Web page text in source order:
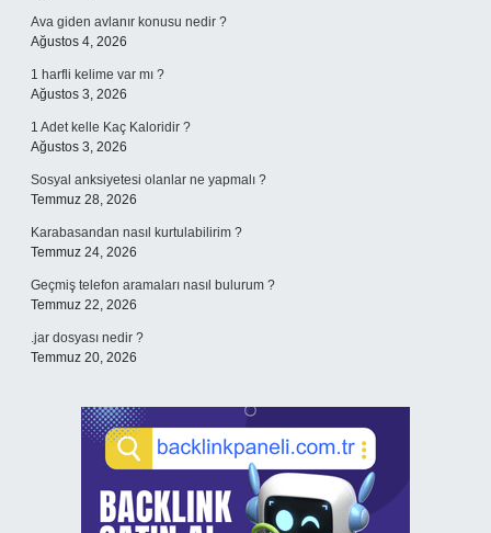
Ava giden avlanır konusu nedir ?
Ağustos 4, 2026
1 harfli kelime var mı ?
Ağustos 3, 2026
1 Adet kelle Kaç Kaloridir ?
Ağustos 3, 2026
Sosyal anksiyetesi olanlar ne yapmalı ?
Temmuz 28, 2026
Karabasandan nasıl kurtulabilirim ?
Temmuz 24, 2026
Geçmiş telefon aramaları nasıl bulurum ?
Temmuz 22, 2026
.jar dosyası nedir ?
Temmuz 20, 2026